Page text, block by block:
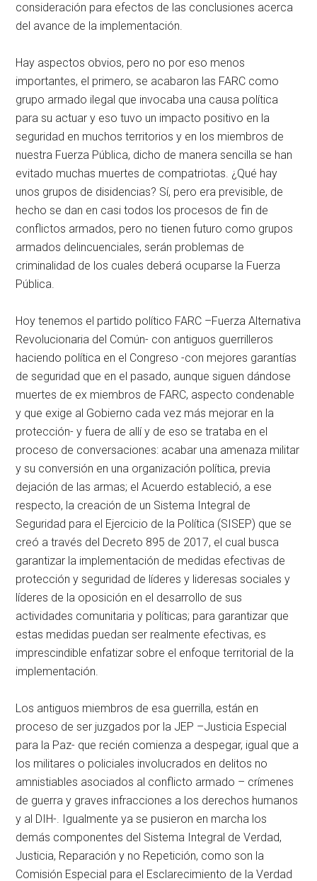
consideración para efectos de las conclusiones acerca
del avance de la implementación.
Hay aspectos obvios, pero no por eso menos
importantes, el primero, se acabaron las FARC como
grupo armado ilegal que invocaba una causa política
para su actuar y eso tuvo un impacto positivo en la
seguridad en muchos territorios y en los miembros de
nuestra Fuerza Pública, dicho de manera sencilla se han
evitado muchas muertes de compatriotas. ¿Qué hay
unos grupos de disidencias? Sí, pero era previsible, de
hecho se dan en casi todos los procesos de fin de
conflictos armados, pero no tienen futuro como grupos
armados delincuenciales, serán problemas de
criminalidad de los cuales deberá ocuparse la Fuerza
Pública.
Hoy tenemos el partido político FARC –Fuerza Alternativa
Revolucionaria del Común- con antiguos guerrilleros
haciendo política en el Congreso -con mejores garantías
de seguridad que en el pasado, aunque siguen dándose
muertes de ex miembros de FARC, aspecto condenable
y que exige al Gobierno cada vez más mejorar en la
protección- y fuera de allí y de eso se trataba en el
proceso de conversaciones: acabar una amenaza militar
y su conversión en una organización política, previa
dejación de las armas; el Acuerdo estableció, a ese
respecto, la creación de un Sistema Integral de
Seguridad para el Ejercicio de la Política (SISEP) que se
creó a través del Decreto 895 de 2017, el cual busca
garantizar la implementación de medidas efectivas de
protección y seguridad de líderes y lideresas sociales y
líderes de la oposición en el desarrollo de sus
actividades comunitaria y políticas; para garantizar que
estas medidas puedan ser realmente efectivas, es
imprescindible enfatizar sobre el enfoque territorial de la
implementación.
Los antiguos miembros de esa guerrilla, están en
proceso de ser juzgados por la JEP –Justicia Especial
para la Paz- que recién comienza a despegar, igual que a
los militares o policiales involucrados en delitos no
amnistiables asociados al conflicto armado – crímenes
de guerra y graves infracciones a los derechos humanos
y al DIH-. Igualmente ya se pusieron en marcha los
demás componentes del Sistema Integral de Verdad,
Justicia, Reparación y no Repetición, como son la
Comisión Especial para el Esclarecimiento de la Verdad